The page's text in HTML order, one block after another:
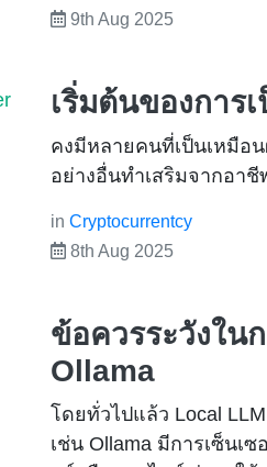
9th Aug 2025
เริ่มต้นของการ
คงมีหลายคนที่เป็นเหมือ
อย่างอื่นทำเสริมจากอา
inCryptocurrentcy
8th Aug 2025
ข้อควรระวังใน
Ollama
โดยทั่วไปแล้ว Local
เช่น Ollama มีการเซ็นเ